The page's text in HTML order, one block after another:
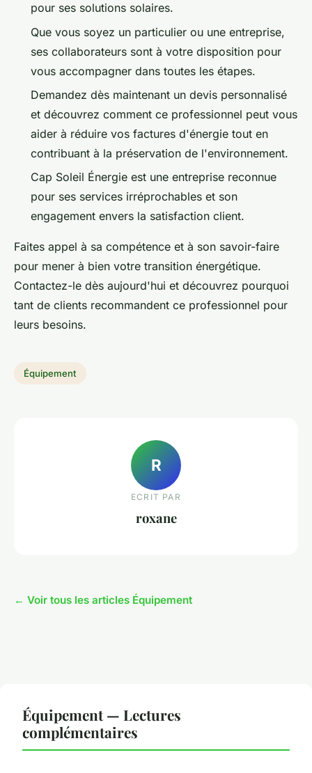
pour ses solutions solaires.
Que vous soyez un particulier ou une entreprise,
ses collaborateurs sont à votre disposition pour
vous accompagner dans toutes les étapes.
Demandez dès maintenant un devis personnalisé
et découvrez comment ce professionnel peut vous
aider à réduire vos factures d'énergie tout en
contribuant à la préservation de l'environnement.
Cap Soleil Énergie est une entreprise reconnue
pour ses services irréprochables et son
engagement envers la satisfaction client.
Faites appel à sa compétence et à son savoir-faire
pour mener à bien votre transition énergétique.
Contactez-le dès aujourd'hui et découvrez pourquoi
tant de clients recommandent ce professionnel pour
leurs besoins.
Équipement
R
ECRIT PAR
roxane
← Voir tous les articles Équipement
Équipement — Lectures
complémentaires